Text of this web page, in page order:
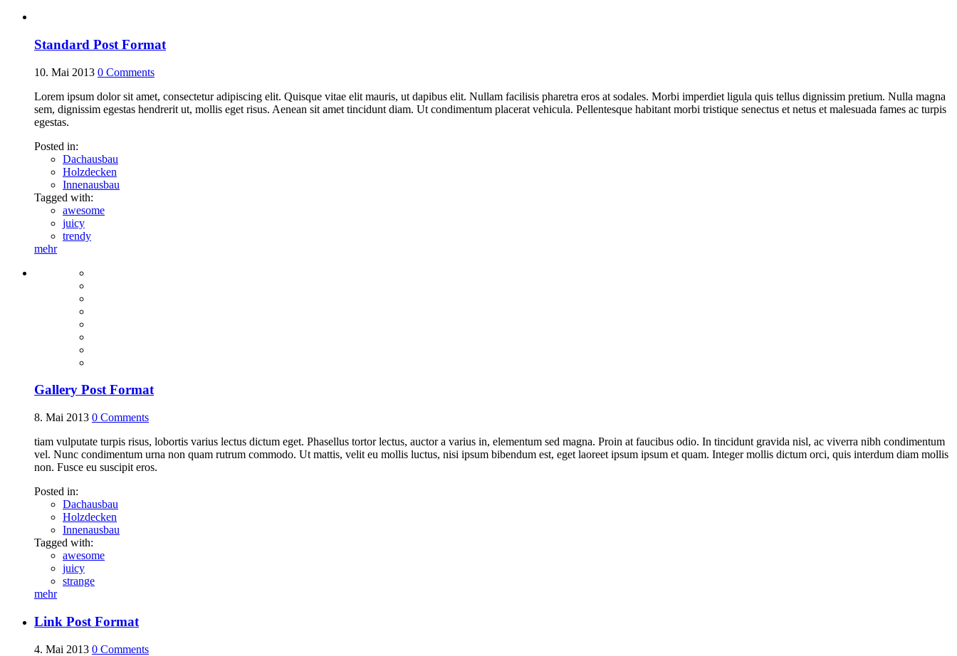
Standard Post Format
10. Mai 2013 0 Comments
Lorem ipsum dolor sit amet, consectetur adipiscing elit. Quisque vitae elit mauris, ut dapibus elit. Nullam facilisis pharetra eros at sodales. Morbi imperdiet ligula quis tellus dignissim pretium. Nulla magna
sem, dignissim egestas hendrerit ut, mollis eget risus. Aenean sit amet tincidunt diam. Ut condimentum placerat vehicula. Pellentesque habitant morbi tristique senectus et netus et malesuada fames ac turpis
egestas.
Posted in:
Dachausbau
Holzdecken
Innenausbau
Tagged with:
awesome
juicy
trendy
mehr
Gallery Post Format
8. Mai 2013 0 Comments
tiam vulputate turpis risus, lobortis varius lectus dictum eget. Phasellus tortor lectus, auctor a varius in, elementum sed magna. Proin at faucibus odio. In tincidunt gravida nisl, ac viverra nibh condimentum
vel. Nunc condimentum urna non quam rutrum commodo. Ut mattis, velit eu mollis luctus, nisi ipsum bibendum est, eget laoreet ipsum ipsum et quam. Integer mollis dictum orci, quis interdum diam mollis
non. Fusce eu suscipit eros.
Posted in:
Dachausbau
Holzdecken
Innenausbau
Tagged with:
awesome
juicy
strange
mehr
Link Post Format
4. Mai 2013 0 Comments